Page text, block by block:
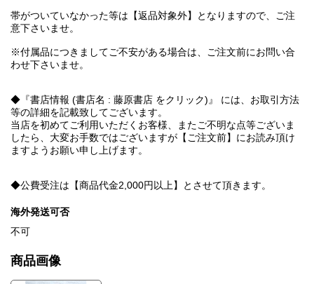
帯がついていなかった等は【返品対象外】となりますので、ご注
意下さいませ。
※付属品につきましてご不安がある場合は、ご注文前にお問い合
わせ下さいませ。
◆『書店情報 (書店名 : 藤原書店 をクリック)』 には、お取引方法
等の詳細を記載致してございます。
当店を初めてご利用いただくお客様、またご不明な点等ございま
したら、大変お手数ではございますが【ご注文前】にお読み頂け
ますようお願い申し上げます。
◆公費受注は【商品代金2,000円以上】とさせて頂きます。
海外発送可否
不可
商品画像